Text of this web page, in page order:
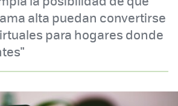
alta puedan convertirse
para hogares donde